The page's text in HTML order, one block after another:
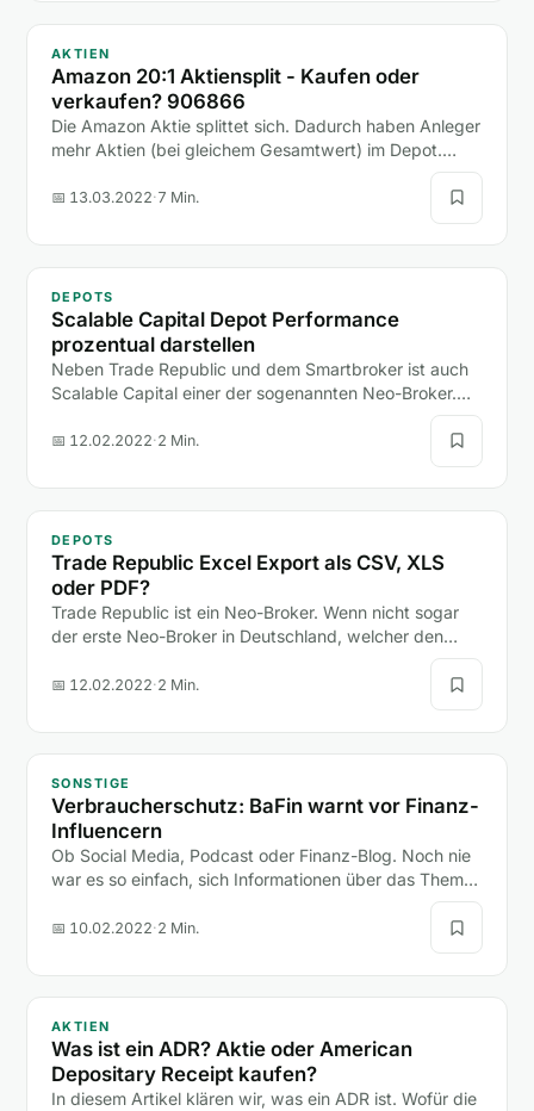
AKTIEN
Amazon 20:1 Aktiensplit - Kaufen oder
verkaufen? 906866
Die Amazon Aktie splittet sich. Dadurch haben Anleger
mehr Aktien (bei gleichem Gesamtwert) im Depot.
📅 13.03.2022·7 Min.
DEPOTS
Scalable Capital Depot Performance
prozentual darstellen
Neben Trade Republic und dem Smartbroker ist auch
Scalable Capital einer der sogenannten Neo-Broker.
Alle drei Broker haben in den letzten Jahren große…
📅 12.02.2022·2 Min.
DEPOTS
Trade Republic Excel Export als CSV, XLS
oder PDF?
Trade Republic ist ein Neo-Broker. Wenn nicht sogar
der erste Neo-Broker in Deutschland, welcher den
Boom der neuen Depot-Anbieter (hier zum Depot-
Vergleich)…
📅 12.02.2022·2 Min.
SONSTIGE
Verbraucherschutz: BaFin warnt vor Finanz-
Influencern
Ob Social Media, Podcast oder Finanz-Blog. Noch nie
war es so einfach, sich Informationen über das Thema
📅 10.02.2022·2 Min.
AKTIEN
Was ist ein ADR? Aktie oder American
Depositary Receipt kaufen?
In diesem Artikel klären wir, was ein ADR ist. Wofür die